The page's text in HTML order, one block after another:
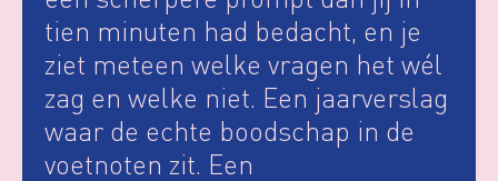
tien minuten had bedacht, en je
ziet meteen welke vragen het wél
zag en welke niet. Een jaarverslag
waar de echte boodschap in de
voetnoten zit. Een